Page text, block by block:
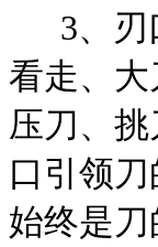
3、
看走、
压刀、
口引领
始终是